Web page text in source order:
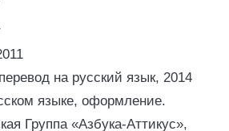
на русский язык, 2014
языке, оформление.
Группа «Азбука-Аттикус»,